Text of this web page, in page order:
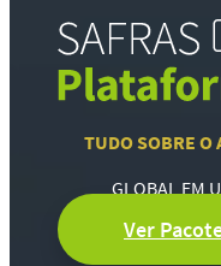
TUDO SOBRE O
GLOBAL EM
Ver